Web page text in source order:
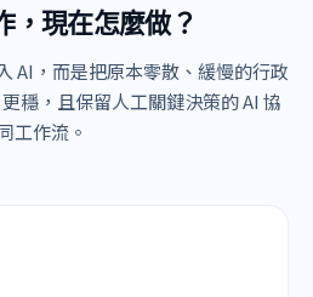
，現在怎麼做？
AI，而是把原本零散、緩慢的行政
穩，且保留人工關鍵決策的 AI 協
工作流。